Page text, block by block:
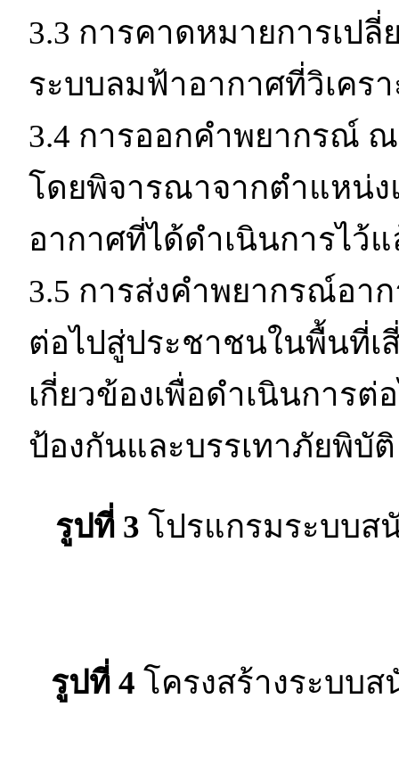
3.3 การคาดหมายการเป
ระบบลมฟ้าอากาศที่วิเคร
3.4 การออกคำพยากรณ์
โดยพิจารณาจากตำแหน่
อากาศที่ได้ดำเนินการไว้
3.5 การส่งคำพยากรณ์อา
ต่อไปสู่ประชาชนในพื้นที่เ
เกี่ยวข้องเพื่อดำเนินการ
ป้องกันและบรรเทาภัยพิบัติ
รูปที่ 3 โปรแกรมระบบส
รูปที่ 4 โครงสร้างระบบ